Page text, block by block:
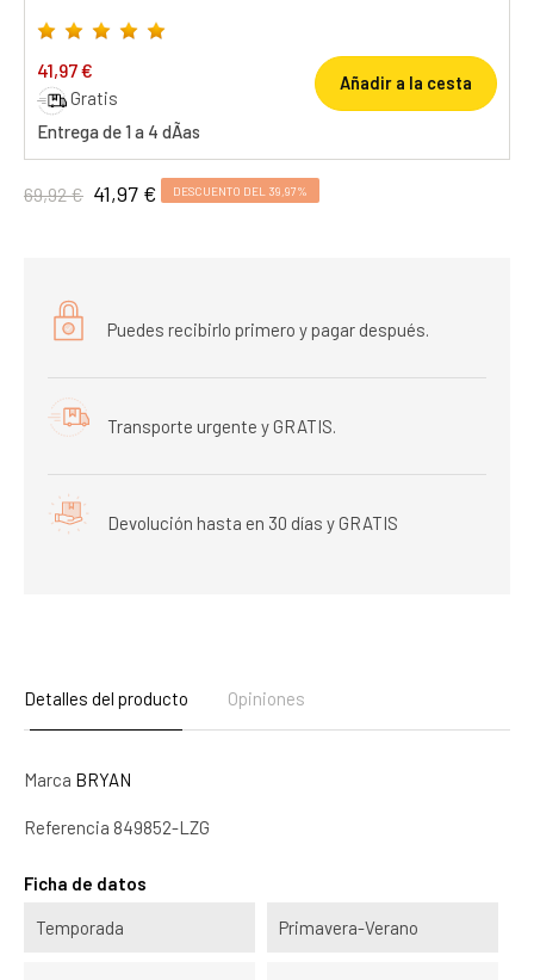
41,97 €
Gratis
Entrega de 1 a 4 dÃ­as
Añadir a la cesta
69,92 € 41,97 € DESCUENTO DEL 39,97%
Puedes recibirlo primero y pagar después.
Transporte urgente y GRATIS.
Devolución hasta en 30 días y GRATIS
Detalles del producto Opiniones
Marca BRYAN
Referencia 849852-LZG
Ficha de datos
Temporada Primavera-Verano